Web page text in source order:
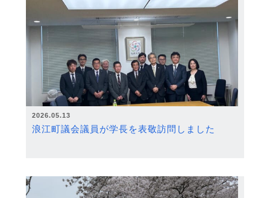
2026.05.13
浪江町議会議員が学長を表敬訪問しました